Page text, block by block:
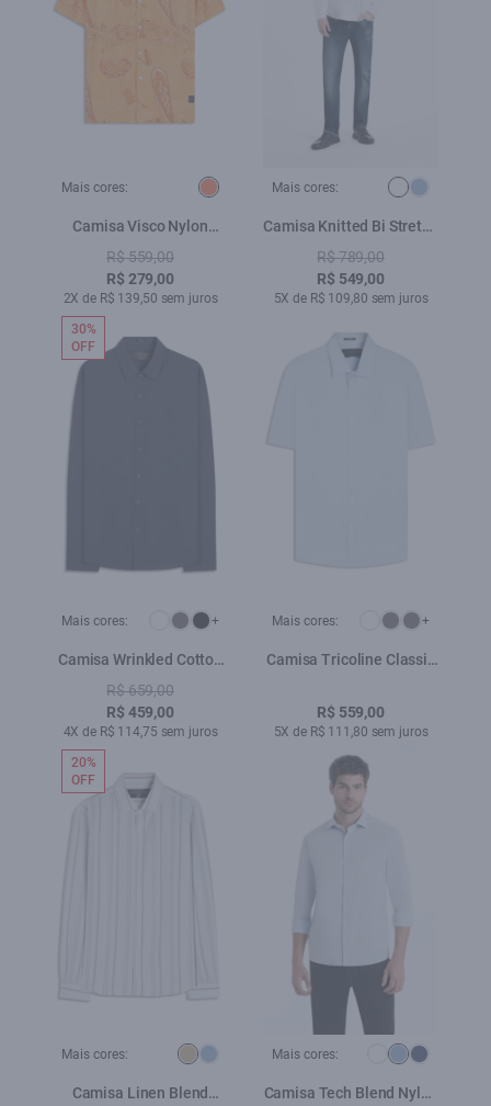
Mais cores:
Camisa Visco Nylon
American Paisley Laranja
R$ 559,00
R$ 279,00
2X de R$ 139,50 sem juros
Mais cores:
Camisa Knitted Bi Stretch
Branco
R$ 789,00
R$ 549,00
5X de R$ 109,80 sem juros
Mais cores: +
Camisa Wrinkled Cotton
Slim Dark Navy
R$ 659,00
R$ 459,00
4X de R$ 114,75 sem juros
30%
OFF
Mais cores: +
Camisa Tricoline Classic
R$ 559,00
5X de R$ 111,80 sem juros
Mais cores:
Camisa Linen Blend
20%
OFF
Mais cores:
Camisa Tech Blend Nylon